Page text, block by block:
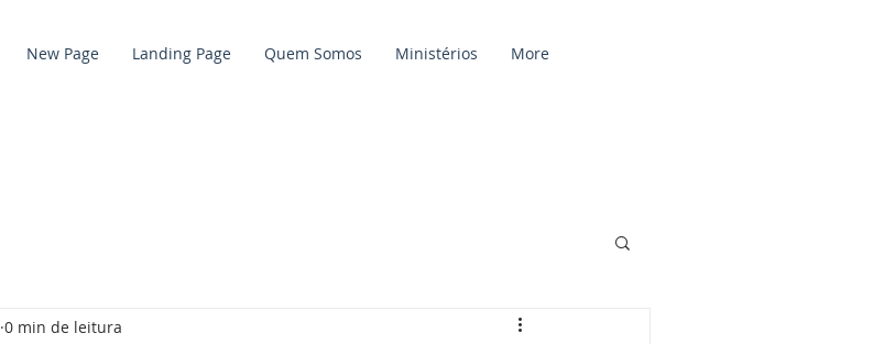
New Page Landing Page Quem Somos Ministérios More
0 min de leitura